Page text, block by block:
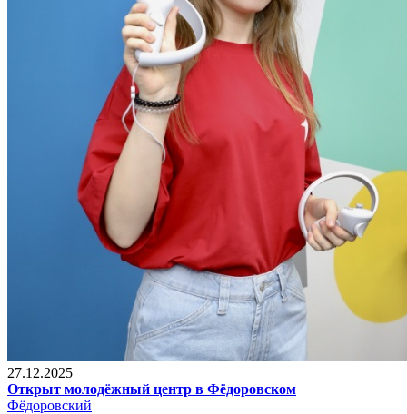
27.12.2025
Открыт молодёжный центр в Фёдоровском
Фёдоровский